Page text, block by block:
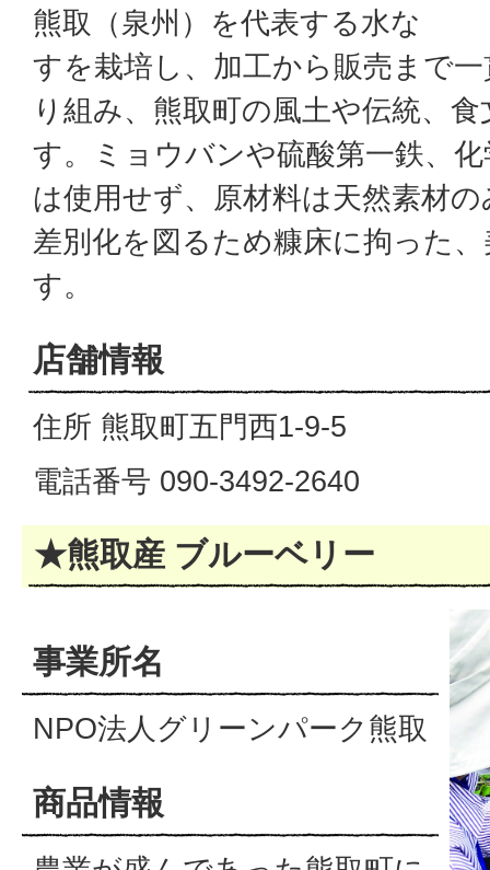
熊取（泉州）を代表する水な
すを栽培し、加工から販売まで
り組み、熊取町の風土や伝統、
す。ミョウバンや硫酸第一鉄、
は使用せず、原材料は天然素材
差別化を図るため糠床に拘った
す。
店舗情報
住所 熊取町五門西1-9-5
電話番号 090-3492-2640
★熊取産 ブルーベリー
事業所名
NPO法人グリーンパーク熊取
商品情報